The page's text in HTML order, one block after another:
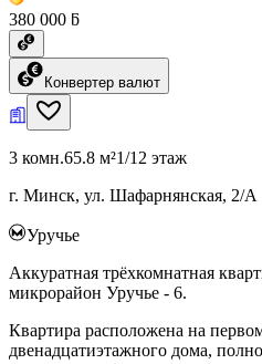
380 000 ƃ
Конвертер валют
3 комн.65.8 м²1/12 этаж
г. Минск, ул. Шафарнянская, 2/А
Уручье
Аккуратная трёхкомнатная
микрорайон Уручье - 6.
Квартира расположена на
двенадцатиэтажного дома,